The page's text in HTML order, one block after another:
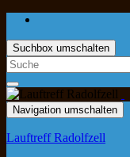
Suchbox umschalten
Navigation umschalten
Lauftreff Radolfzell